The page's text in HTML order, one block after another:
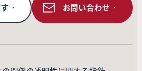
お問い合わせ